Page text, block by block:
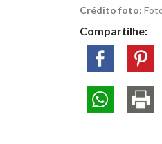
Crédito foto:
Compartilhe: